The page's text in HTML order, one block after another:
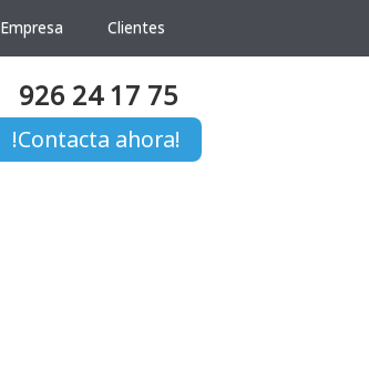
Empresa Clientes
926 24 17 75
!Contacta ahora!